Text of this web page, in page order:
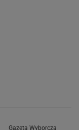
Gazeta Wyborcza